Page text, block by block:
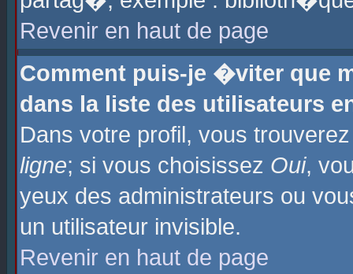
Revenir en haut de page
Comment puis-je �viter que
dans la liste des utilisateurs
Dans votre profil, vous
ligne; si vous choisissez Oui,
yeux des administrateurs ou
un utilisateur invisible.
Revenir en haut de page